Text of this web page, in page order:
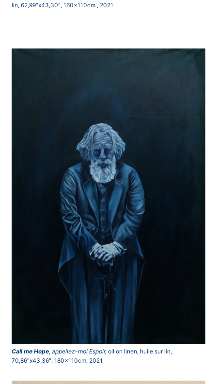
lin, 62,99″x43,30″, 160x110cm , 2021
Call me Hope, appellez-moi Espoir, oil on linen, huile sur lin,
70,86″x43,36″, 180x110cm, 2021